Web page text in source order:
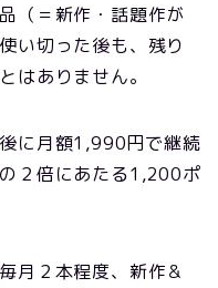
（＝新作・話題作が
い切った後も、残り
はありません。
に月額1,990円で継続
２倍にあたる1,200ポ
月２本程度、新作＆